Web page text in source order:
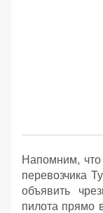
Напомним,
перевозчика
объявить
пилота прямо